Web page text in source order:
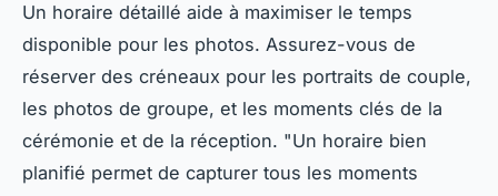
Un horaire détaillé aide à maximiser le temps
disponible pour les photos. Assurez-vous de
réserver des créneaux pour les portraits de couple,
les photos de groupe, et les moments clés de la
cérémonie et de la réception. "Un horaire bien
planifié permet de capturer tous les moments